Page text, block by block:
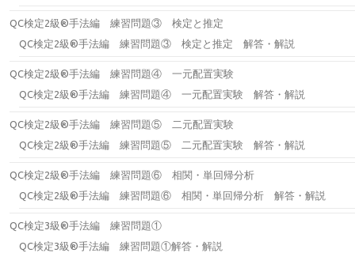
QC検定2級®手法編 練習問題③ 検定と推定
QC検定2級®手法編 練習問題③ 検定と推定 解答・解説
QC検定2級®手法編 練習問題④ 一元配置実験
QC検定2級®手法編 練習問題④ 一元配置実験 解答・解説
QC検定2級®手法編 練習問題⑤ 二元配置実験
QC検定2級®手法編 練習問題⑤ 二元配置実験 解答・解説
QC検定2級®手法編 練習問題⑥ 相関・単回帰分析
QC検定2級®手法編 練習問題⑥ 相関・単回帰分析 解答・解説
QC検定3級®手法編 練習問題①
QC検定3級®手法編 練習問題①解答・解説